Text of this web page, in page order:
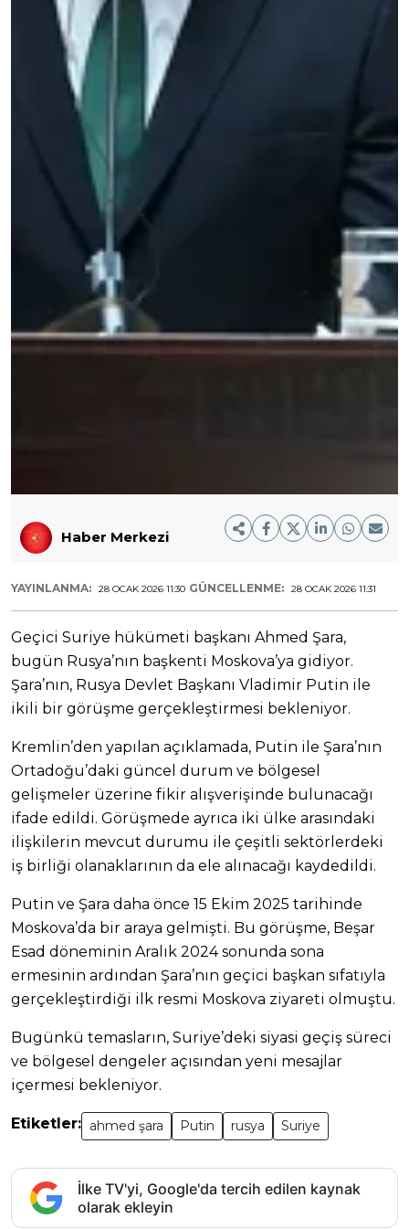
Haber Merkezi
YAYINLANMA: 28 OCAK 2026 11:30 GÜNCELLENME: 28 OCAK 2026 11:31
Geçici Suriye hükümeti başkanı Ahmed Şara,
bugün Rusya’nın başkenti Moskova’ya gidiyor.
Şara’nın, Rusya Devlet Başkanı Vladimir Putin ile
ikili bir görüşme gerçekleştirmesi bekleniyor.
Kremlin’den yapılan açıklamada, Putin ile Şara’nın
Ortadoğu’daki güncel durum ve bölgesel
gelişmeler üzerine fikir alışverişinde bulunacağı
ifade edildi. Görüşmede ayrıca iki ülke arasındaki
ilişkilerin mevcut durumu ile çeşitli sektörlerdeki
iş birliği olanaklarının da ele alınacağı kaydedildi.
Putin ve Şara daha önce 15 Ekim 2025 tarihinde
Moskova’da bir araya gelmişti. Bu görüşme, Beşar
Esad döneminin Aralık 2024 sonunda sona
ermesinin ardından Şara’nın geçici başkan sıfatıyla
gerçekleştirdiği ilk resmi Moskova ziyareti olmuştu.
Bugünkü temasların, Suriye’deki siyasi geçiş süreci
ve bölgesel dengeler açısından yeni mesajlar
içermesi bekleniyor.
Etiketler: ahmed şara Putin rusya Suriye
İlke TV'yi, Google'da tercih edilen kaynak
olarak ekleyin